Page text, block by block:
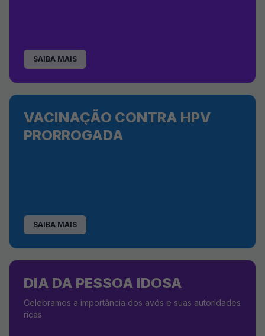
SAIBA MAIS
VACINAÇÃO CONTRA HPV
PRORROGADA
SAIBA MAIS
DIA DA PESSOA IDOSA
Celebramos a importância dos avós e suas autoridades
ricas